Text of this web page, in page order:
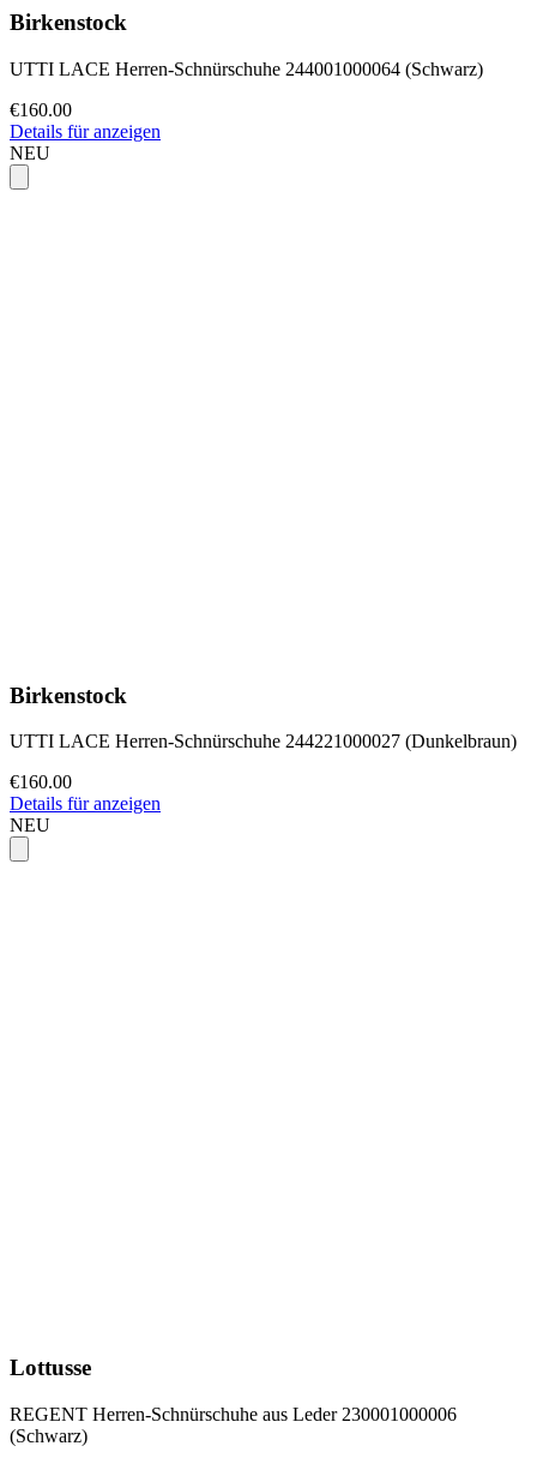
Birkenstock
UTTI LACE Herren-Schnürschuhe 244001000064 (Schwarz)
€160.00
Details für anzeigen
NEU
Birkenstock
UTTI LACE Herren-Schnürschuhe 244221000027 (Dunkelbraun)
€160.00
Details für anzeigen
NEU
Lottusse
REGENT Herren-Schnürschuhe aus Leder 230001000006
(Schwarz)